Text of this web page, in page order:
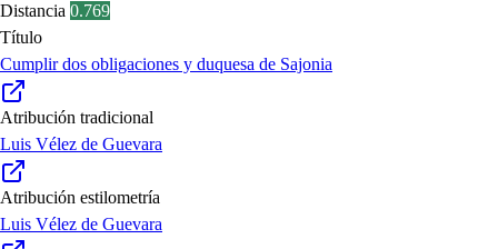
Distancia 0.769
Título
Cumplir dos obligaciones y duquesa de Sajonia
Atribución tradicional
Luis Vélez de Guevara
Atribución estilometría
Luis Vélez de Guevara